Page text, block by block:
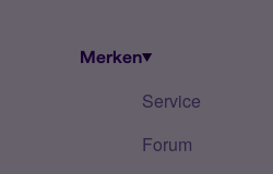
Merken
Service
Forum